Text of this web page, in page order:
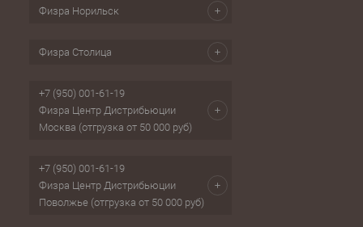
Физра Норильск
Физра Столица
+7 (950) 001-61-19
Физра Центр Дистрибьюции
Москва (отгрузка от 50 000 руб)
+7 (950) 001-61-19
Физра Центр Дистрибьюции
Поволжье (отгрузка от 50 000 руб)